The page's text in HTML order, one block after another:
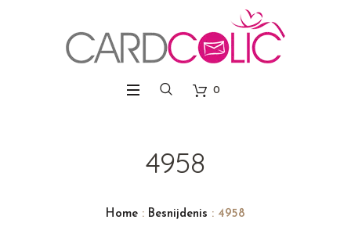
0
4958
Home : Besnijdenis : 4958